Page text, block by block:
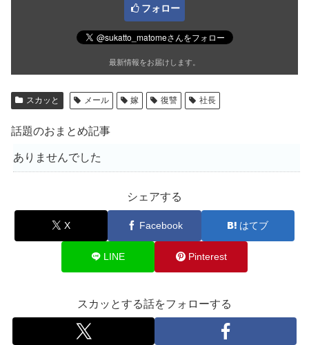
フォロー
最新情報をお届けします。
スカッと メール 嫁 復讐 社長
話題のおまとめ記事
ありませんでした
シェアする
X Facebook はてブ
LINE Pinterest
スカッとする話をフォローする